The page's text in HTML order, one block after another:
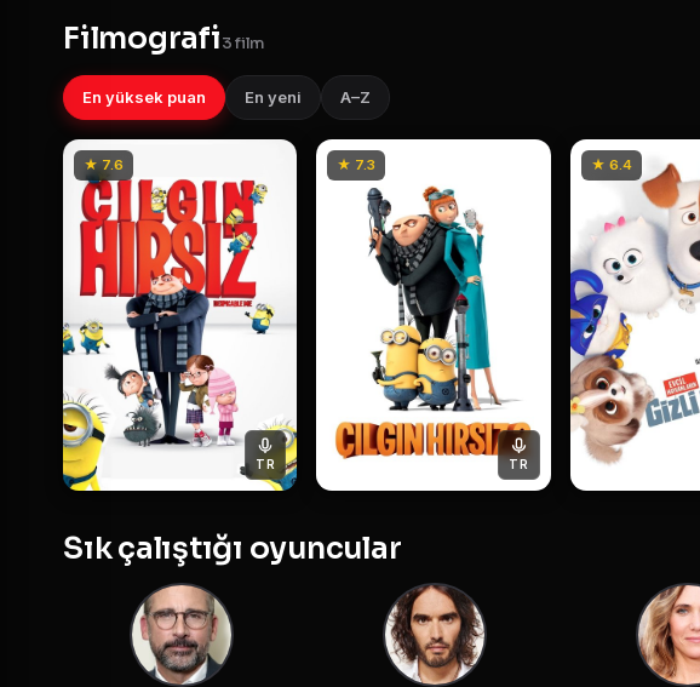
Filmografi3 film
En yüksek puan En yeni A–Z
★ 7.6
TR
★ 7.3
TR
★ 6.4
Sık çalıştığı oyuncular